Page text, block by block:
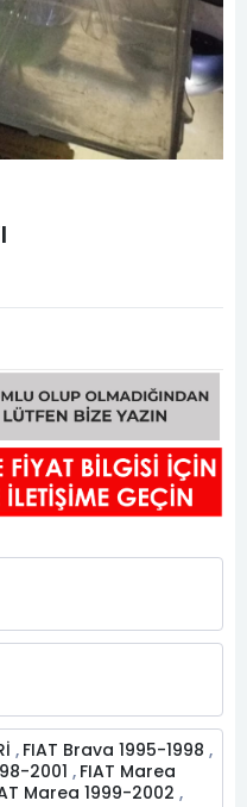
, FIAT Brava 1995-1998 ,
2001 , FIAT Marea
Marea 1999-2002 ,